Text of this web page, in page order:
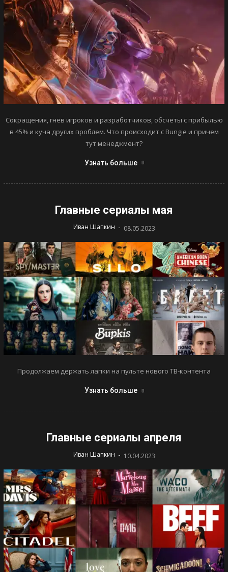
Сокращения, гнев игроков и разработчиков, обсчеты с прибылью
в 45% и куча других проблем. Что происходит с Bungie и причем
тут менеджмент?
Узнать больше
Главные сериалы мая
Иван Шапкин - 08.05.2023
Продолжаем держать лапки на пульте нового ТВ-контента
Узнать больше
Главные сериалы апреля
Иван Шапкин - 10.04.2023